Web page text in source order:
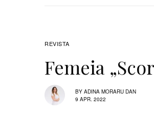
REVISTA
Femeia
BY ADINA MORARU DAN
9 APR. 2022